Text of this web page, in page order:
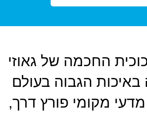
החכמה של גאוזי
באיכות הגבוה בעולם
מקומי פורץ דרך,